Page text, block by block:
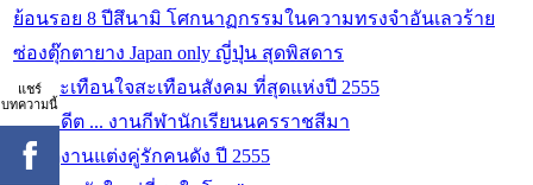
ย้อนรอย 8 ปีสึนามิ โศกนาฏกรรมในความทรงจำอันเลวร้าย
ซ่องตุ๊กตายาง Japan only ญี่ปุ่น สุดพิสดาร
ข่าวสะเทือนใจสะเทือนสังคม ที่สุดแห่งปี 2555
ย้อนอดีต ... งานกีฬานักเรียนนครราชสีมา
ย้อนดูงานแต่งคู่รักคนดัง ปี 2555
แชร์
บทความนี้